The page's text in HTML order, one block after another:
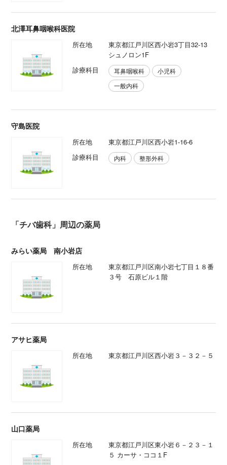
北澤耳鼻咽喉科医院
所在地
東京都江戸川区西小岩3丁目32-13
シュノロン1F
診療科目
耳鼻咽喉科
小児科
一般内科
守島医院
所在地
東京都江戸川区西小岩1-16-6
診療科目
内科 整形外科
「チバ歯科」周辺の薬局
みらい薬局 南小岩店
所在地
東京都江戸川区南小岩七丁目１８番
３号 石原ビル１階
アサヒ薬局
所在地 東京都江戸川区西小岩３－３２－５
山口薬局
所在地
東京都江戸川区東小岩６－２３－１
５ カーサ・ココ１F